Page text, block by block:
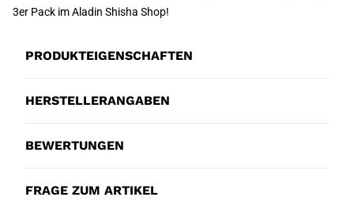
3er Pack im Aladin Shisha Shop!
PRODUKTEIGENSCHAFTEN
HERSTELLERANGABEN
BEWERTUNGEN
FRAGE ZUM ARTIKEL